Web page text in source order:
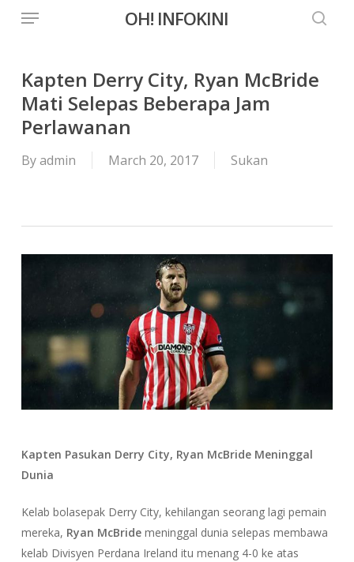
content
OH! INFOKINI
Menu
Kapten Derry City, Ryan McBride
Mati Selepas Beberapa Jam
Perlawanan
Byadmin March 20, 2017 Sukan
Kapten Pasukan Derry City, Ryan McBride Meninggal
Dunia
Kelab bolasepak Derry City, kehilangan seorang lagi pemain
mereka, Ryan McBridemeninggal dunia selepas membawa
kelab Divisyen Perdana Ireland itu menang 4-0 ke atas